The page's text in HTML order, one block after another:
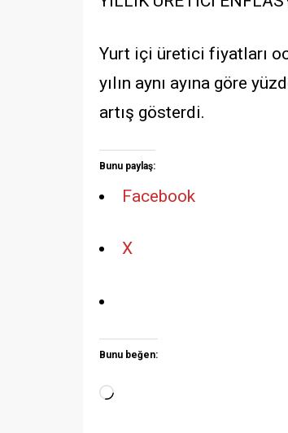
Yurt içi üretici fiyatları
yılın aynı ayına göre
artış gösterdi.
Bunu paylaş:
Facebook
X
Bunu beğen: